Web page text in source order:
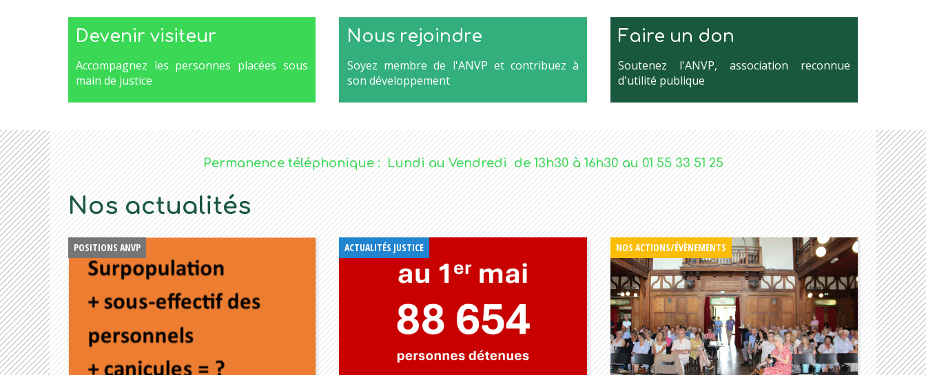
Devenir visiteur
Accompagnez les personnes placées sous
main de justice
Nous rejoindre
Soyez membre de l'ANVP et contribuez à
son développement
Faire un don
Soutenez l'ANVP, association reconnue
d'utilité publique
Permanence téléphonique : Lundi au Vendredi de 13h30 à 16h30 au 01 55 33 51 25
Nos actualités
POSITIONS ANVP ACTUALITÉS JUSTICE NOS ACTIONS/ÉVÈNEMENTS